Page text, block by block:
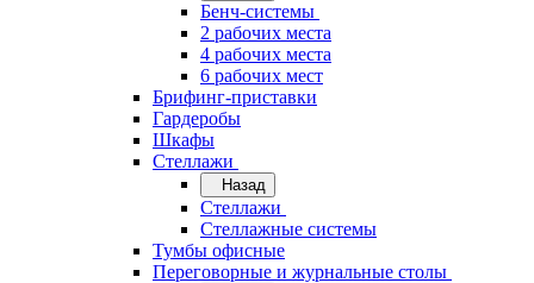
Бенч-системы
2 рабочих места
4 рабочих места
6 рабочих мест
Брифинг-приставки
Гардеробы
Шкафы
Стеллажи
Назад
Стеллажи
Стеллажные системы
Тумбы офисные
Переговорные и журнальные столы